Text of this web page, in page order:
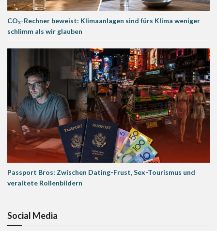
CO₂-Rechner beweist: Klimaanlagen sind fürs Klima weniger
schlimm als wir glauben
Passport Bros: Zwischen Dating-Frust, Sex-Tourismus und
veraltete Rollenbildern
Social Media